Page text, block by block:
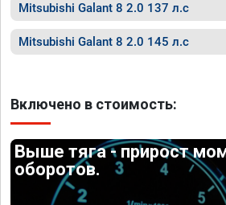
Mitsubishi Galant 8 2.0 137 л.с
Mitsubishi Galant 8 2.0 145 л.с
Включено в стоимость:
Выше тяга - прирост
оборотов.